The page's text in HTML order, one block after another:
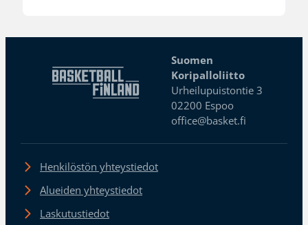
Suomen
Koripalloliitto
Urheilupuistontie 3
02200 Espoo
office@basket.fi
Henkilöstön yhteystiedot
Alueiden yhteystiedot
Laskutustiedot